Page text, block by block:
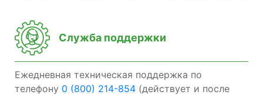
Служба поддержки
Ежедневная техническая поддержка по
телефону 0 (800) 214-854 (действует и после